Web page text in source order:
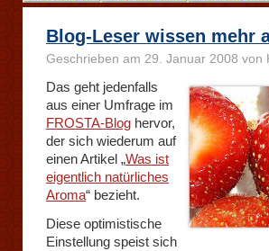
Blog-Leser wissen mehr
Geschrieben am 29. Januar 2008 von
Das geht jedenfalls
aus einer Umfrage im
FROSTA-Blog hervor,
der sich wiederum auf
einen Artikel „Was ist
eigentlich natürliches
Aroma“ bezieht.
Diese optimistische
Einstellung speist sich